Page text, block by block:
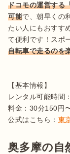
ドコモの運営する
可能で、朝早くの
たい人にもおすす
て便利です！スポ
自転車で走るのを
【基本情報】
レンタル可能時間
料金：30分150円
公式はこちら： 東
奥多摩の自